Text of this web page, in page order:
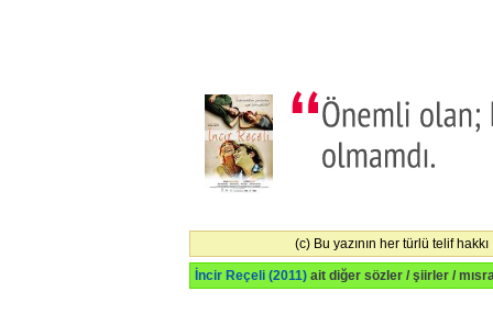
(c) Bu yazının her türlü telif
İncir Reçeli (2011) ait diğer sözler / şiirler /